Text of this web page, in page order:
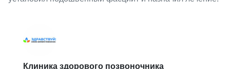
Клиника здорового позвоночника